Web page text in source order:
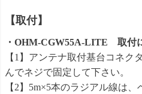
【取付】
・OHM-CGW55A-LITE 取付
【1】アンテナ取付基台コネク
んでネジで固定して下さい。
【2】5m×5本のラジアル線は